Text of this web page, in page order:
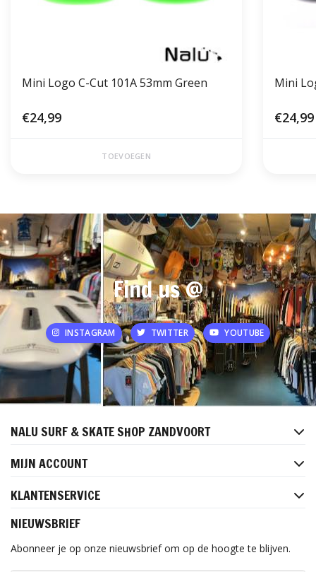
Mini Logo C-Cut 101A 53mm Green
€24,99
TOEVOEGEN
Mini
€24,99
Find us @
INSTAGRAM TWITTER YOUTUBE
NALU SURF & SKATE SHOP ZANDVOORT
MIJN ACCOUNT
KLANTENSERVICE
NIEUWSBRIEF
Abonneer je op onze nieuwsbrief om op de hoogte te blijven.